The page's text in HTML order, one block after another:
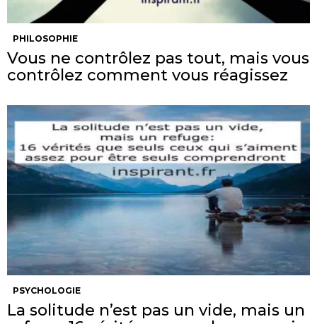
PHILOSOPHIE
Vous ne contrôlez pas tout, mais vous
contrôlez comment vous réagissez
PSYCHOLOGIE
La solitude n’est pas un vide, mais un